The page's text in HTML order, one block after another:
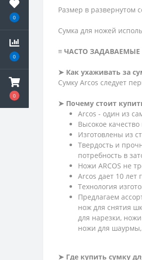
0
0
0
Размер в развернутом
Сумка для ножей
≡ ЧАСТО
➤ Как ухаживать за
Сумку Arcos следует
➤ Почему стоит
Arcos - один из
Высокое
Изготовлены из
Твердость и
потребность в
Ножи ARCOS не
Arcos дает 10 лет
Технология
Предлагаем
нож для снятия
для нарезки,
ножи для шаурмы,
➤ Где купить сумку